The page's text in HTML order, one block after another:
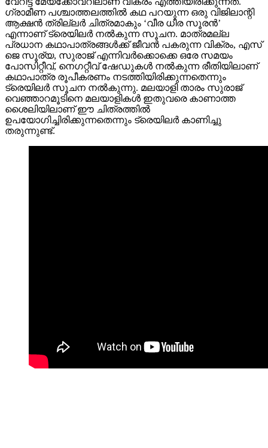
ഗ്രാമീണ പശ്ചാത്തലത്തിൽ കഥ പറയുന്ന ഒരു വിജിലാന്റി
ആക്ഷൻ ത്രില്ലർ ചിത്രമാകും ‘വീര ധീര സൂരൻ’
എന്നാണ് ട്രെയിലർ നൽകുന്ന സൂചന. മാത്രമല്ല
പ്രധാന കഥാപാത്രങ്ങൾക്ക് ജീവൻ പകരുന്ന വിക്രം, എസ്
ജെ സൂര്യ, സുരാജ് എന്നിവർക്കൊക്കെ ഒരേ സമയം
പോസിറ്റീവ്, നെഗറ്റീവ് ഷേഡുകൾ നൽകുന്ന രീതിയിലാണ്
കഥാപാത്ര രൂപീകരണം നടത്തിയിരിക്കുന്നതെന്നും
ട്രെയിലർ സൂചന നൽകുന്നു. മലയാളി താരം സുരാജ്
വെഞ്ഞാറമൂടിനെ മലയാളികൾ ഇതുവരെ കാണാത്ത
ശൈലിയിലാണ് ഈ ചിത്രത്തിൽ
ഉപയോഗിച്ചിരിക്കുന്നതെന്നും ട്രെയിലർ കാണിച്ചു
തരുന്നുണ്ട്.